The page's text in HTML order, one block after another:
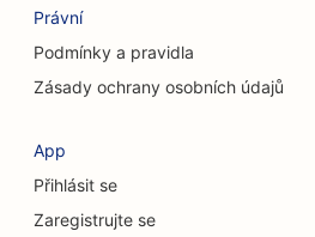
Právní
Podmínky a pravidla
Zásady ochrany osobních údajů
App
Přihlásit se
Zaregistrujte se